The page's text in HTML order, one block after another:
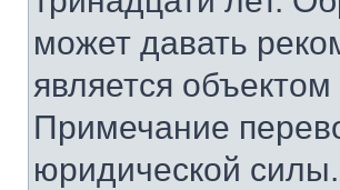
может давать
является
Примечание
юридической силы.